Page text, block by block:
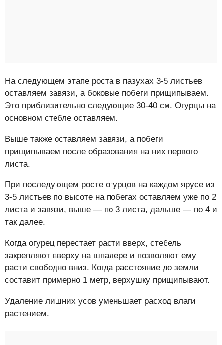
На следующем этапе роста в пазухах 3-5 листьев
оставляем завязи, а боковые побеги прищипываем.
Это приблизительно следующие 30-40 см. Огурцы на
основном стебле оставляем.
Выше также оставляем завязи, а побеги
прищипываем после образования на них первого
листа.
При последующем росте огурцов на каждом ярусе из
3-5 листьев по высоте на побегах оставляем уже по 2
листа и завязи, выше — по 3 листа, дальше — по 4 и
так далее.
Когда огурец перестает расти вверх, стебель
закрепляют вверху на шпалере и позволяют ему
расти свободно вниз. Когда расстояние до земли
составит примерно 1 метр, верхушку прищипывают.
Удаление лишних усов уменьшает расход влаги
растением.